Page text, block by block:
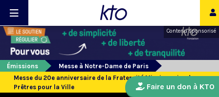
Contenu sponsorisé
Émissions
Messe à Notre-Dame de Paris
Messe du 20e anniversaire de la Fraternité Missionnaire des
Prêtres pour la Ville
Faire un don à KTO